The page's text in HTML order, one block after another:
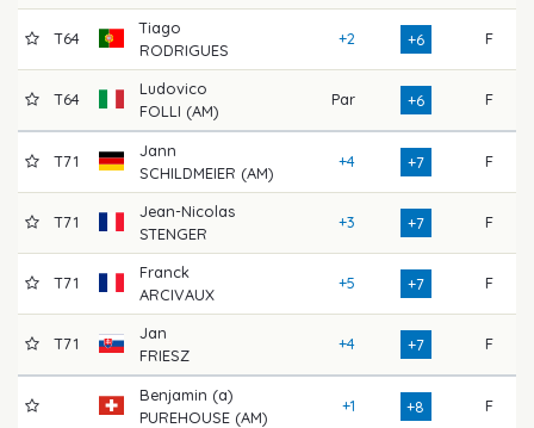
T64
Tiago
RODRIGUES
+2 +6 F
T64
Ludovico
FOLLI (AM)
Par +6 F
T71
Jann
SCHILDMEIER (AM)
+4 +7 F
T71
Jean-Nicolas
STENGER
+3 +7 F
T71
Franck
ARCIVAUX
+5 +7 F
T71
Jan
FRIESZ
+4 +7 F
Benjamin (a)
PUREHOUSE (AM)
+1 +8 F